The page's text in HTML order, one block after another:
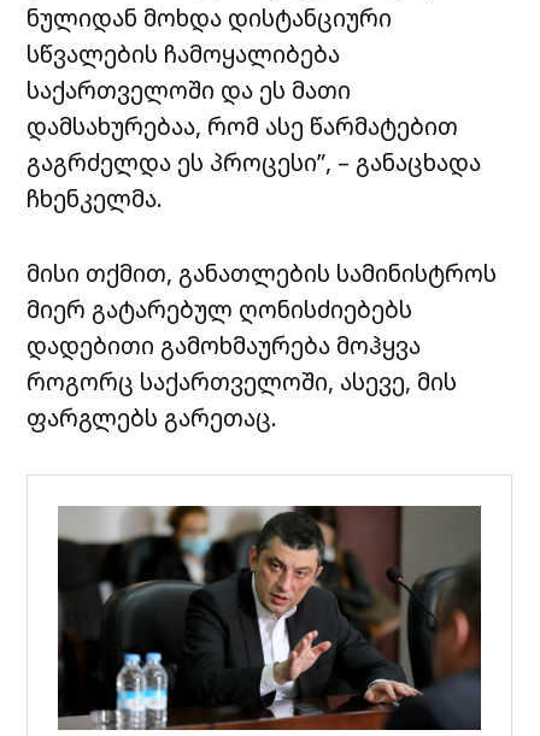
ნულიდან მოხდა დისტანციური
სწვალების ჩამოყალიბება
საქართველოში და ეს მათი
დამსახურებაა, რომ ასე წარმატებით
გაგრძელდა ეს პროცესი”, – განაცხადა
ჩხენკელმა.
მისი თქმით, განათლების სამინისტროს
მიერ გატარებულ ღონისძიებებს
დადებითი გამოხმაურება მოჰყვა
როგორც საქართველოში, ასევე, მის
ფარგლებს გარეთაც.